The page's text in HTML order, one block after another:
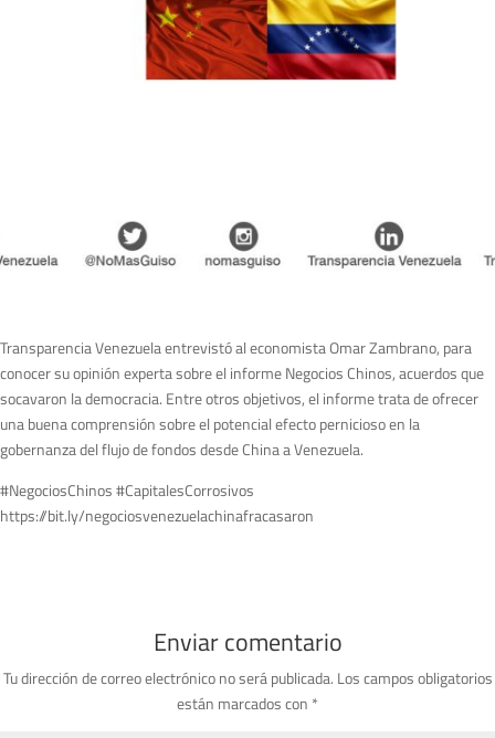
Transparencia Venezuela entrevistó al economista Omar Zambrano, para
conocer su opinión experta sobre el informe Negocios Chinos, acuerdos que
socavaron la democracia. Entre otros objetivos, el informe trata de ofrecer
una buena comprensión sobre el potencial efecto pernicioso en la
gobernanza del flujo de fondos desde China a Venezuela.
#NegociosChinos #CapitalesCorrosivos
https://bit.ly/negociosvenezuelachinafracasaron
Enviar comentario
Tu dirección de correo electrónico no será publicada. Los campos obligatorios
están marcados con *